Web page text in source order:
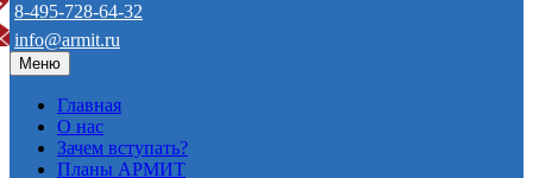
8-495-728-64-32
info@armit.ru
Меню
Главная
О нас
Зачем вступать?
Планы АРМИТ